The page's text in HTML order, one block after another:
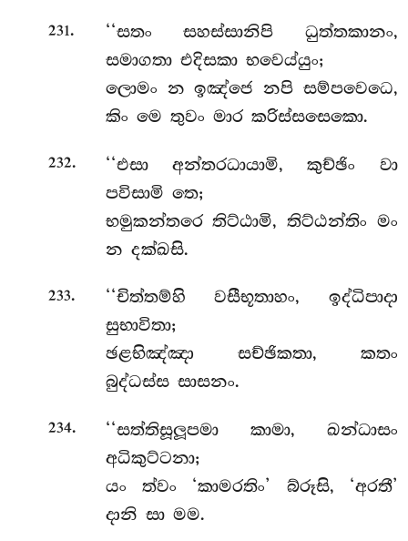
231.
‘‘සතං සහස්සානිපි ධුත්තකානං,
සමාගතා එදිසකා භවෙය්යුං;
ලොමං න ඉඤ්ජෙ නපි සම්පවෙධෙ,
කිං මෙ තුවං මාර කරිස්සසෙකො.
232.
‘‘එසා අන්තරධායාමි, කුච්ඡිං වා
පවිසාමි තෙ;
භමුකන්තරෙ තිට්ඨාමි, තිට්ඨන්තිං මං
න දක්ඛසි.
233. ‘‘චිත්තම්හිවසීභූතාහං, ඉද්ධිපාදා
සුභාවිතා;
ඡළභිඤ්ඤා සච්ඡිකතා, කතං
බුද්ධස්ස සාසනං.
234.
‘‘සත්තිසූලූපමා කාමා, ඛන්ධාසං
අධිකුට්ටනා;
යං ත්වං ‘කාමරතිං’ බ්රූසි, ‘අරතී’
දානි සා මම.